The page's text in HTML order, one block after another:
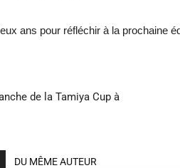
ans pour réfléchir à la prochaine
de la Tamiya Cup à
DU MÊME AUTEUR